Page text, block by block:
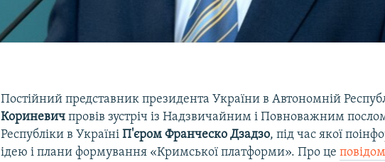
Постійний представник президента України в Автономній
Кориневич провів зустріч із Надзвичайним і Повноважним послом
Республіки в УкраїніП'єром Франческо Дзадзо, під час якої
ідею і плани формування «Кримської платформи». Про це